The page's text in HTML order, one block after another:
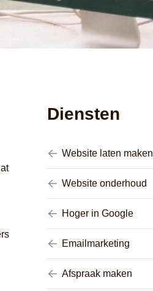
Diensten
Website laten maken
Website onderhoud
Hoger in Google
Emailmarketing
Afspraak maken